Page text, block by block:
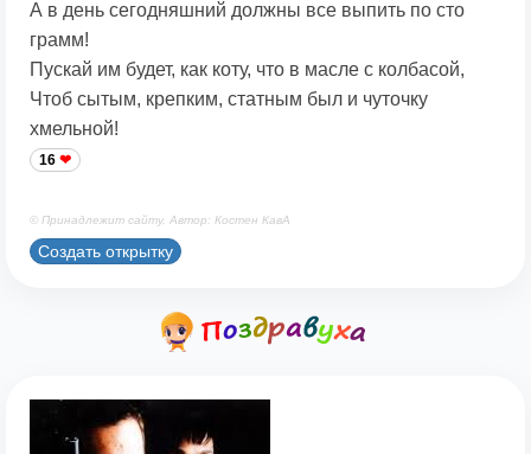
А в день сегодняшний должны все выпить по сто
грамм!
Пускай им будет, как коту, что в масле с колбасой,
Чтоб сытым, крепким, статным был и чуточку
хмельной!
16
© Принадлежит сайту. Автор: Костен КавА
Создать открытку